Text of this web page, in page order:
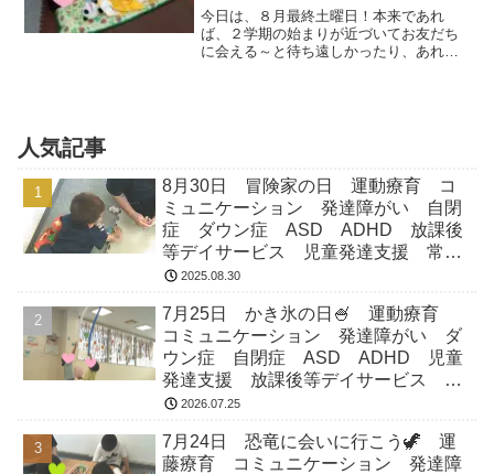
総市 つくばみらい市 坂東市
今日は、８月最終土曜日！本来であれ
ば、２学期の始まりが近づいてお友だち
に会える～と待ち遠しかったり、あれ？
人気記事
8月30日 冒険家の日 運動療育 コ
ミュニケーション 発達障がい 自閉
症 ダウン症 ASD ADHD 放課後
等デイサービス 児童発達支援 常総
市 つくばみらい市 坂東市 守谷市
2025.08.30
7月25日 かき氷の日🍧 運動療育
コミュニケーション 発達障がい ダ
ウン症 自閉症 ASD ADHD 児童
発達支援 放課後等デイサービス 常
総市 つくばみらい市 坂東市 守谷
2026.07.25
7月24日 恐竜に会いに行こう🦖 運
藤療育 コミュニケーション 発達障